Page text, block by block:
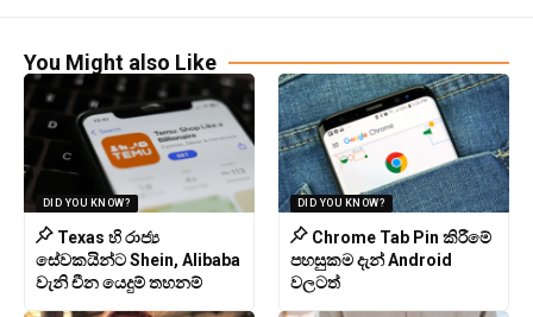
You Might also Like
DID YOU KNOW?
Texas හි රාජ්‍ය
සේවකයින්ට Shein, Alibaba
වැනි චීන යෙදුම් තහනම්
DID YOU KNOW?
Chrome Tab Pin කිරීමේ
පහසුකම දැන් Android
වලටත්